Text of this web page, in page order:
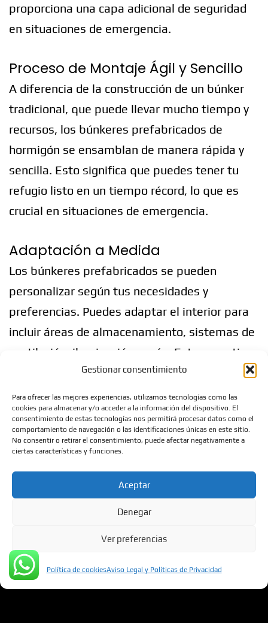
Gestionar consentimiento
Para ofrecer las mejores experiencias, utilizamos tecnologías como las
cookies para almacenar y/o acceder a la información del dispositivo. El
consentimiento de estas tecnologías nos permitirá procesar datos como el
comportamiento de navegación o las identificaciones únicas en este sitio.
No consentir o retirar el consentimiento, puede afectar negativamente a
ciertas características y funciones.
Aceptar
Denegar
Ver preferencias
Política de cookiesAviso Legal y Políticas de Privacidad
proporciona una capa adicional de seguridad
en situaciones de emergencia.
Proceso de Montaje Ágil y Sencillo
A diferencia de la construcción de un búnker
tradicional, que puede llevar mucho tiempo y
recursos, los búnkeres prefabricados de
hormigón se ensamblan de manera rápida y
sencilla. Esto significa que puedes tener tu
refugio listo en un tiempo récord, lo que es
crucial en situaciones de emergencia.
Adaptación a Medida
Los búnkeres prefabricados se pueden
personalizar según tus necesidades y
preferencias. Puedes adaptar el interior para
incluir áreas de almacenamiento, sistemas de
ventilación, iluminación y más. Esto garantiza
que tu refugio se ajuste perfectamente a tus
necesidades individuales.
El uso de búnkeres prefabricados de
hormigón se ha vuelto cada vez más popular
en los últimos años debido a su capacidad
para proporcionar una solución segura y
duradera en diversas situaciones. Ya sea
para protegerse de desastres naturales,